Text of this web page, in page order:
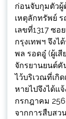
ก่อนจับกุมตัวผู้
เหตุลักทรัพย์
เลขที่1317 ซอ
กรุงเทพฯ จึง
พล รอดอู๋ (ผู้เสี
จักรยานยนต์คั
ไว้บริเวณที่เกิ
หายไปจึงได้แ
กรกฎาคม
จากการสืบสว